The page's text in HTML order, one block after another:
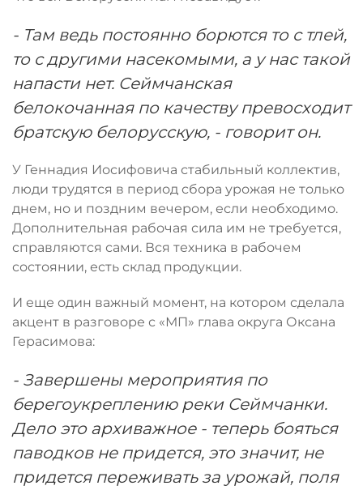
- Там ведь постоянно борются то с тлей,
то с другими насекомыми, а у нас такой
напасти нет. Сеймчанская
белокочанная по качеству превосходит
братскую белорусскую, - говорит он.
У Геннадия Иосифовича стабильный коллектив,
люди трудятся в период сбора урожая не только
днем, но и поздним вечером, если необходимо.
Дополнительная рабочая сила им не требуется,
справляются сами. Вся техника в рабочем
состоянии, есть склад продукции.
И еще один важный момент, на котором сделала
акцент в разговоре с «МП» глава округа Оксана
Герасимова:
- Завершены мероприятия по
берегоукреплению реки Сеймчанки.
Дело это архиважное - теперь бояться
паводков не придется, это значит, не
придется переживать за урожай, поля